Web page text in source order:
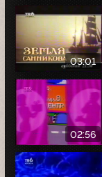
03:01
02:56